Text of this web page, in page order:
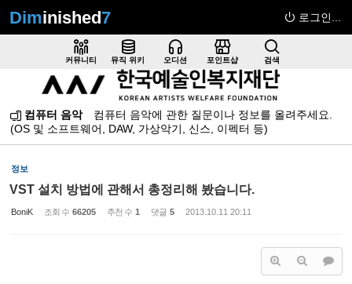
Diminished7 로그인...
커뮤니티 뮤직 위키 오디션 포인트샵 검색
컴퓨터 음악
컴퓨터 음악에 관한 질문이나 정보를 올려주세요.
(OS 및 소프트웨어, DAW, 가상악기, 신스, 이펙터 등)
정보
VST 설치 방법에 관해서 총정리해 봤습니다.
BoniK 조회 수 66205 추천 수 1 댓글 5 2013.10.11 20:11
Sketchbook5, 스케치북5
Sketchbook5, 스케치북5